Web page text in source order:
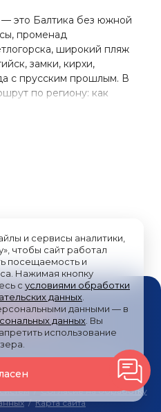
и сервисы аналитики,
чтобы сайт работал
посещаемость и
Нажимая кнопку
с условиями обработки
данных
данными — в
данных . Вы
использование
— это Балтика без южной
променад
широкий пляж
замки, кирхи,
с прусским прошлым. В
по региону: как
соглашение/
данных
Согласие на
Политика обработки
/Согласие на обработку
/Карта сайта